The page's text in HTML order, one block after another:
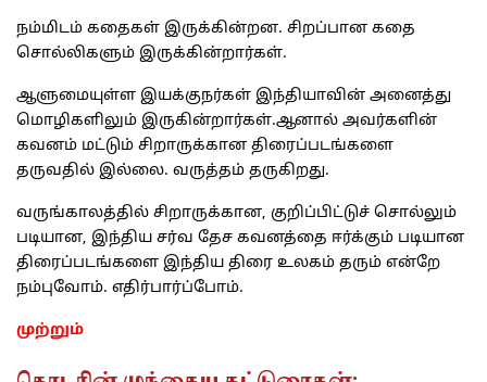
நம்மிடம் கதைகள் இருக்கின்றன. சிறப்பான கதை
சொல்லிகளும் இருக்கின்றார்கள்.
ஆளுமையுள்ள இயக்குநர்கள் இந்தியாவின் அனைத்து
மொழிகளிலும் இருகின்றார்கள்.ஆனால் அவர்களின்
கவனம் மட்டும் சிறாருக்கான திரைப்படங்களை
தருவதில் இல்லை. வருத்தம் தருகிறது.
வருங்காலத்தில் சிறாருக்கான, குறிப்பிட்டுச் சொல்லும்
படியான, இந்திய சர்வ தேச கவனத்தை ஈர்க்கும் படியான
திரைப்படங்களை இந்திய திரை உலகம் தரும் என்றே
நம்புவோம். எதிர்பார்ப்போம்.
முற்றும்